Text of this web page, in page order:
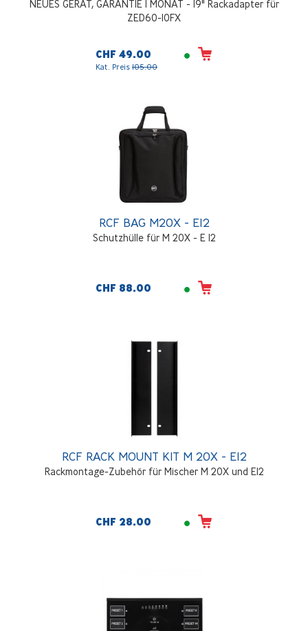
NEUES GERAT, GARANTIE 1 MONAT - 19" Rackadapter für
ZED60-10FX
CHF 49.00
Kat. Preis 105.00
RCF BAG M20X - E12
Schutzhülle für M 20X - E 12
CHF 88.00
RCF RACK MOUNT KIT M 20X - E12
Rackmontage-Zubehör für Mischer M 20X und E12
CHF 28.00